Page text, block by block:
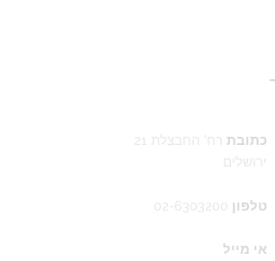
כתובת רח' החבצלת 21
ירושלים
טלפון
אי מייל